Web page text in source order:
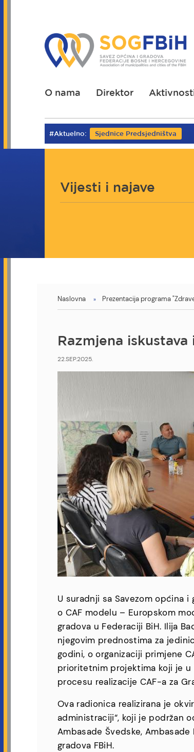
O nama Direktor
#Aktuelno: Sjednice Predsjedništva
Vijesti i najave
You
Naslovna Prezentacija programa
Razmjena
22.SEP.2025.
U suradnji sa Savezom općina
o CAF modelu – Europskom
gradova u Federaciji BiH. Ilija
njegovim prednostima za
godini, o organizaciji primjene
prioritetnim projektima koji je u
procesu realizacije CAF-a za
Ova radionica realizirana je
administraciji“, koji je podržan
Ambasade Švedske,
gradova FBiH.